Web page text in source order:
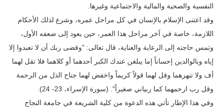
النفسية والصحية والمالية والاجتماعية وغيرها. ‏
وقد اعتنى الإسلام بالإنسان في كل مراحل عمره، وشرع لذلك الأحكام
اللازمة، خاصة في آخر مراحل ‏هذا العمر، حين يعود إلى ضعفه الأول،
وتمس حاجته إلى الرعاية والعناية، قال تعالى: "وقضى ربك أن ‏لا تعبدوا إلا
إياه وبالوالدين إحساناً إما يبلغن عندك الكبر أحدهما أو كلاهما فلا تقل لهما
أف ولا تنهرهما ‏وقل لهما قولاً كريماً واخفض لهما جناح الذل من الرحمة
وقل رب ارحمهما كما ربياني صغيراً". (سورة ‏الإسراء، 23- 24).‏
وفي هذا الإطار تأتي هذه الدعوة من كلية الشريعة في جامعة النجاح